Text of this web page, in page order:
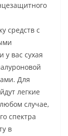
средств с
вас сухая
Для
легкие
случае,
спектра
в